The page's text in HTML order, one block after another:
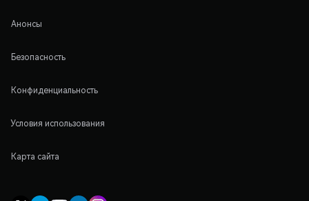
Анонсы
Безопасность
Конфиденциальность
Условия использования
Карта сайта